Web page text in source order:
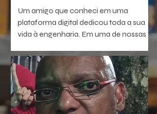
Um amigo que conheci em uma
plataforma digital dedicou toda a sua
vida à engenharia. Em uma de nossas
consegui esquecer: — Passei a vida
construindo pontes.